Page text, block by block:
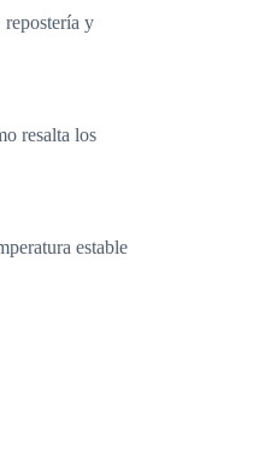
repostería y
resalta los
estable